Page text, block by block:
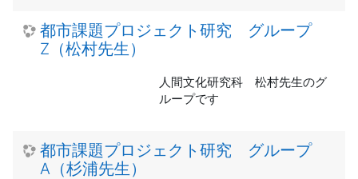
都市課題プロジェクト研究 グループ
Z（松村先生）
人間文化研究科 松村先生のグ
ループです
都市課題プロジェクト研究 グループ
A（杉浦先生）